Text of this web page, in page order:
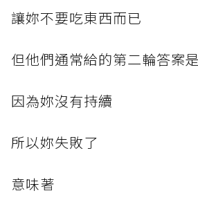
讓妳不要吃東西而已
但他們通常給的第二輪答案是
因為妳沒有持續
所以妳失敗了
意味著